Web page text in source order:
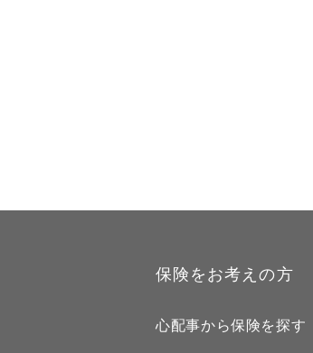
保険をお考えの方
心配事から保険を探す